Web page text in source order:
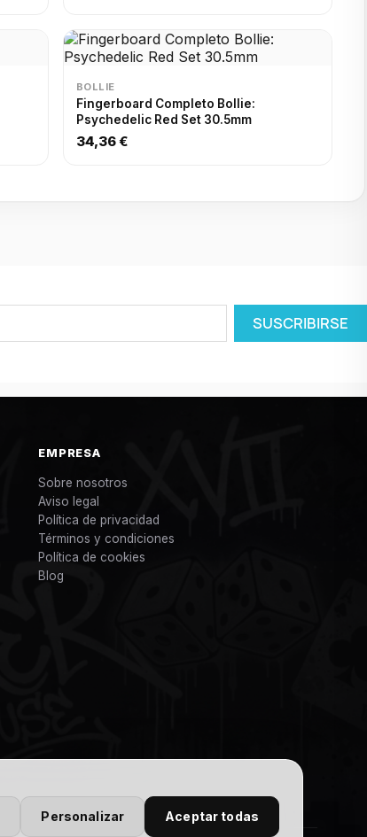
Personalizar Aceptar todas
BOLLIE
Fingerboard Completo Bollie:
Psychedelic Red Set 30.5mm
34,36 €
EMPRESA
Sobre nosotros
Aviso legal
Política de privacidad
Términos y condiciones
Política de cookies
Blog